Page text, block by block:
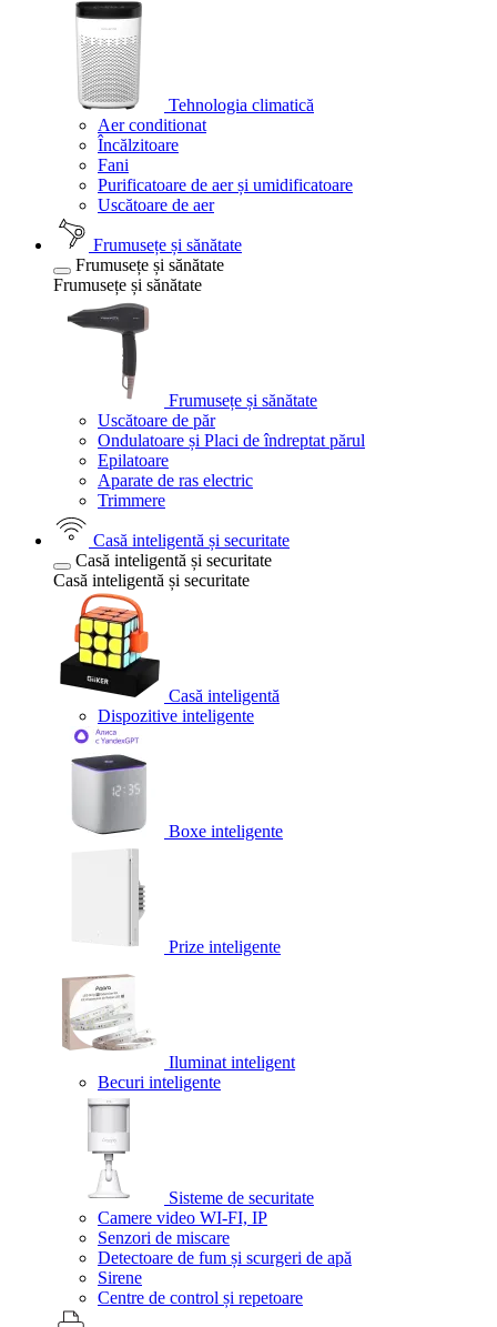
Tehnologia climatică
Aer conditionat
Încălzitoare
Fani
Purificatoare de aer și umidificatoare
Uscătoare de aer
Frumusețe și sănătate
Frumusețe și sănătate
Frumusețe și sănătate
Frumusețe și sănătate
Uscătoare de păr
Ondulatoare și Placi de îndreptat părul
Epilatoare
Aparate de ras electric
Trimmere
Casă inteligentă și securitate
Casă inteligentă și securitate
Casă inteligentă și securitate
Casă inteligentă
Dispozitive inteligente
Boxe inteligente
Prize inteligente
Iluminat inteligent
Becuri inteligente
Sisteme de securitate
Camere video WI-FI, IP
Senzori de miscare
Detectoare de fum și scurgeri de apă
Sirene
Centre de control și repetoare